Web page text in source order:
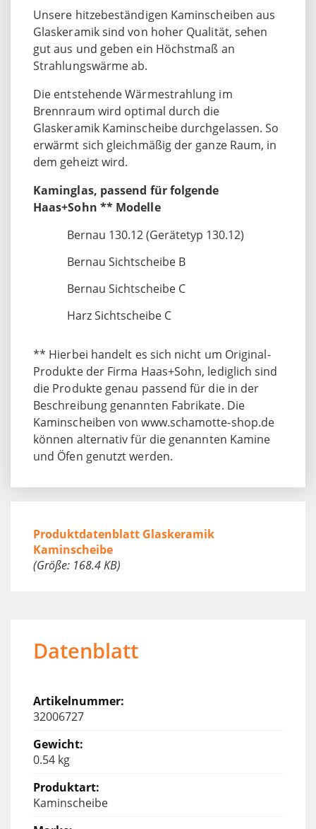
Unsere hitzebeständigen Kaminscheiben aus
Glaskeramik sind von hoher Qualität, sehen
gut aus und geben ein Höchstmaß an
Strahlungswärme ab.
Die entstehende Wärmestrahlung im
Brennraum wird optimal durch die
Glaskeramik Kaminscheibe durchgelassen. So
erwärmt sich gleichmäßig der ganze Raum, in
dem geheizt wird.
Kaminglas, passend für folgende
Haas+Sohn ** Modelle
Bernau 130.12 (Gerätetyp 130.12)
Bernau Sichtscheibe B
Bernau Sichtscheibe C
Harz Sichtscheibe C
** Hierbei handelt es sich nicht um Original-
Produkte der Firma Haas+Sohn, lediglich sind
die Produkte genau passend für die in der
Beschreibung genannten Fabrikate. Die
Kaminscheiben von www.schamotte-shop.de
können alternativ für die genannten Kamine
und Öfen genutzt werden.
Produktdatenblatt Glaskeramik
Kaminscheibe
(Größe: 168.4 KB)
Datenblatt
32006727
0.54 kg
Kaminscheibe